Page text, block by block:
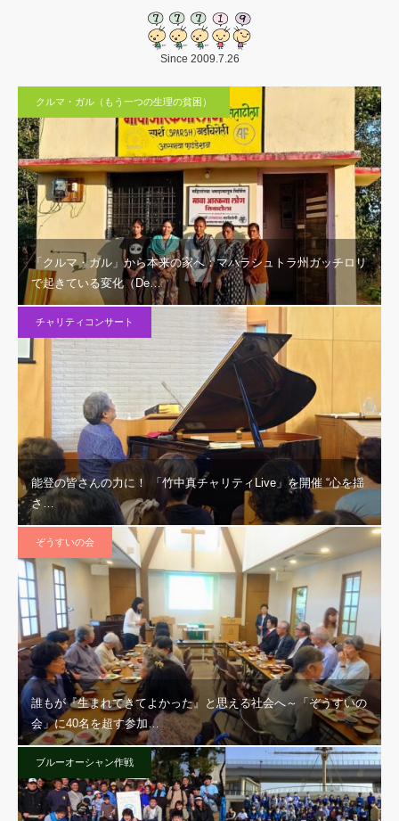
Since 2009.7.26
クルマ・ガル（もう一つの生理の貧困）
「クルマ・ガル」から本来の家へ：マハラシュトラ州ガッチロリ
で起きている変化（De…
チャリティコンサート
能登の皆さんの力に！ 「竹中真チャリティLive」を開催 “心を揺
さ…
ぞうすいの会
誰もが『生まれてきてよかった』と思える社会へ～「ぞうすいの
会」に40名を超す参加…
ブルーオーシャン作戦